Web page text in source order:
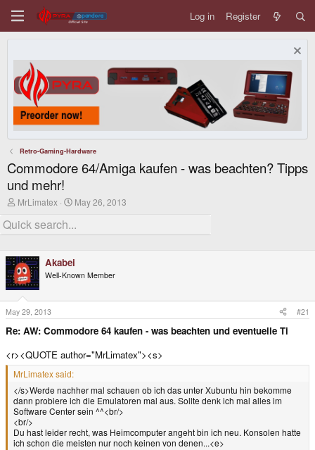
Log in Register
Retro-Gaming-Hardware
Commodore 64/Amiga kaufen - was beachten? Tipps
und mehr!
T
r
e
d
s
t
a
e
r
MrLimatex
S
r
a
t
May 26, 2013
Akabei
Well-Known Member
May 29, 2013 #21
Re: AW: Commodore 64 kaufen - was beachten und eventuelle Ti
<r><QUOTE author="MrLimatex"><s>
MrLimatex said:
</s>Werde nachher mal schauen ob ich das unter Xubuntu hin bekomme
dann probiere ich die Emulatoren mal aus. Sollte denk ich mal alles im
Software Center sein ^^<br/>
<br/>
Du hast leider recht, was Heimcomputer angeht bin ich neu. Konsolen hatte
ich schon die meisten nur noch keinen von denen...<e>